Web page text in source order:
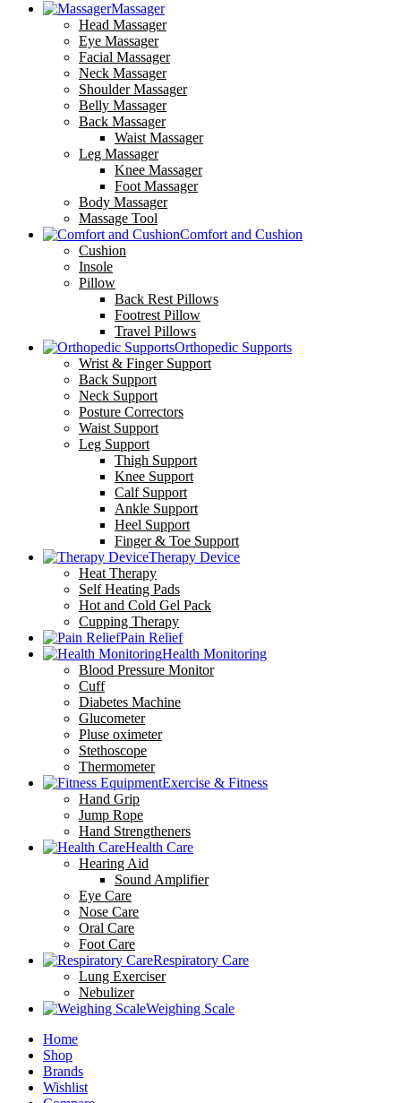
Massager
Head Massager
Eye Massager
Facial Massager
Neck Massager
Shoulder Massager
Belly Massager
Back Massager
Waist Massager
Leg Massager
Knee Massager
Foot Massager
Body Massager
Massage Tool
Comfort and Cushion
Cushion
Insole
Pillow
Back Rest Pillows
Footrest Pillow
Travel Pillows
Orthopedic Supports
Wrist & Finger Support
Back Support
Neck Support
Posture Correctors
Waist Support
Leg Support
Thigh Support
Knee Support
Calf Support
Ankle Support
Heel Support
Finger & Toe Support
Therapy Device
Heat Therapy
Self Heating Pads
Hot and Cold Gel Pack
Cupping Therapy
Pain Relief
Health Monitoring
Blood Pressure Monitor
Cuff
Diabetes Machine
Glucometer
Pluse oximeter
Stethoscope
Thermometer
Exercise & Fitness
Hand Grip
Jump Rope
Hand Strengtheners
Health Care
Hearing Aid
Sound Amplifier
Eye Care
Nose Care
Oral Care
Foot Care
Respiratory Care
Lung Exerciser
Nebulizer
Weighing Scale
Home
Shop
Brands
Wishlist